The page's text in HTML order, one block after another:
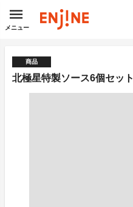
メニュー
商品
北極星特製ソース6個セット